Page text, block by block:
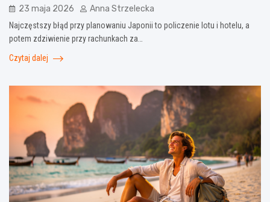
23 maja 2026 Anna Strzelecka
Najczęstszy błąd przy planowaniu Japonii to policzenie lotu i hotelu, a
potem zdziwienie przy rachunkach za…
Czytaj dalej